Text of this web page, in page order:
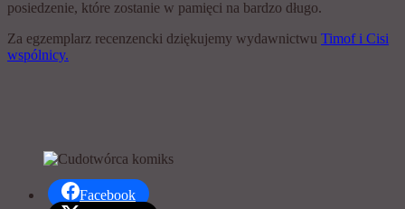
posiedzenie, które zostanie w pamięci na bardzo długo.
Za egzemplarz recenzencki dziękujemy wydawnictwu Timof i Cisi
wspólnicy.
Facebook